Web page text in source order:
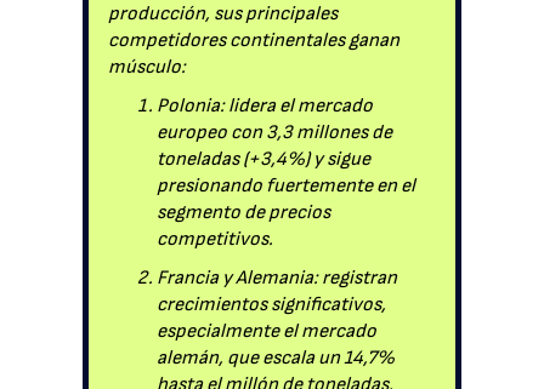
producción, sus principales
competidores continentales ganan
músculo:
Polonia: lidera el mercado
europeo con 3,3 millones de
toneladas (+3,4%) y sigue
presionando fuertemente en el
segmento de precios
competitivos.
Francia y Alemania: registran
crecimientos significativos,
especialmente el mercado
alemán, que escala un 14,7%